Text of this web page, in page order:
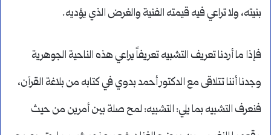
بنيته، ولا تراعي فيه قيمته الفنية والغرض الذي يؤديه.
فإذا ما أردنا تعريف التشبيه تعريفاً يراعي هذه الناحية الجوهرية
وجدنا أننا تتلاقى مع الدكتور أحمد بدوي في كتابه من بلاغة القرآن،
فنعرف التشبيه بما يلي: التشبيه: لمح صلة بين أمرين من حيث